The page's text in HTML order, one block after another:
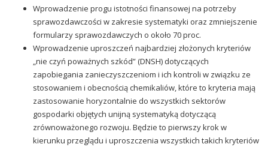
Wprowadzenie progu istotności finansowej na potrzeby
sprawozdawczości w zakresie systematyki oraz zmniejszenie
formularzy sprawozdawczych o około 70 proc.
Wprowadzenie uproszczeń najbardziej złożonych kryteriów
„nie czyń poważnych szkód” (DNSH) dotyczących
zapobiegania zanieczyszczeniom i ich kontroli w związku ze
stosowaniem i obecnością chemikaliów, które to kryteria mają
zastosowanie horyzontalnie do wszystkich sektorów
gospodarki objętych unijną systematyką dotyczącą
zrównoważonego rozwoju. Będzie to pierwszy krok w
kierunku przeglądu i uproszczenia wszystkich takich kryteriów